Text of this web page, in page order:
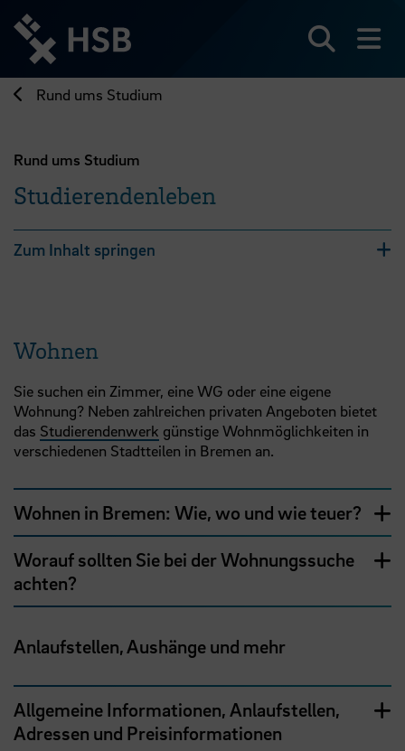
zum
Seiteninhalt
springen
Rund ums Studium
Rund ums Studium
Studierendenleben
Zum Inhalt springen
Wohnen
Sie suchen ein Zimmer, eine WG oder eine eigene
Wohnung? Neben zahlreichen privaten Angeboten bietet
das Studierendenwerk günstige Wohnmöglichkeiten in
verschiedenen Stadtteilen in Bremen an.
Wohnen in Bremen: Wie, wo und wie teuer?
Worauf sollten Sie bei der Wohnungssuche
achten?
Anlaufstellen, Aushänge und mehr
Allgemeine Informationen, Anlaufstellen,
Adressen und Preisinformationen